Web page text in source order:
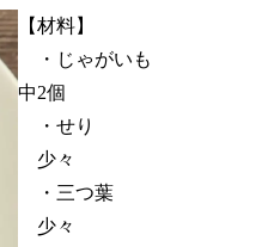
【材料】
・じゃがいも
中2個
・せり
少々
・三つ葉
少々